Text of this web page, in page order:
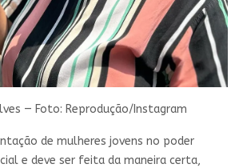
— Foto: Reprodução/Instagram
de mulheres jovens no poder
e deve ser feita da maneira certa,